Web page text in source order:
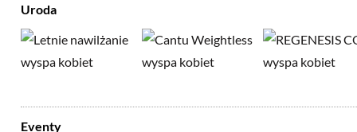
Uroda
Eventy